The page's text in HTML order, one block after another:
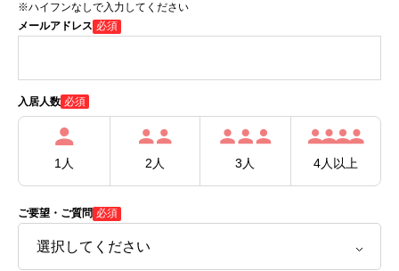
※ハイフンなしで入力してください
メールアドレス 必須
入居人数 必須
1人 2人 3人 4人以上
ご要望・ご質問 必須